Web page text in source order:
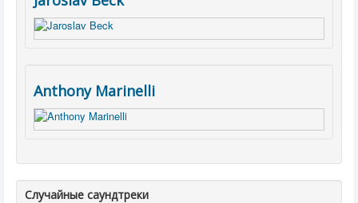
Anthony Marinelli
Случайные саундтреки